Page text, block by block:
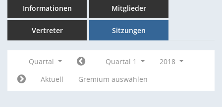
Informationen Mitglieder
Vertreter Sitzungen
Quartal Quartal 1
2018
Aktuell
Gremium auswählen